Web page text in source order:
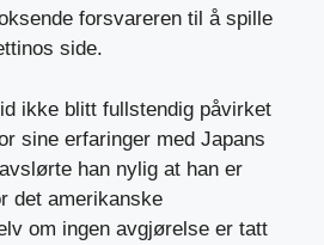
forsvareren til å spille
side.
ikke blitt fullstendig påvirket
sine erfaringer med Japans
han nylig at han er
det amerikanske
om ingen avgjørelse er tatt